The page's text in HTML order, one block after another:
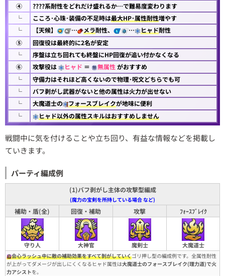
④
????系耐性をどれだけ盛れるか…で難易度変わります
└
こころ･心珠･装備の不足時は最大HP･属性耐性増やす
└
【天候】 … メラ耐性、 … ヒャド耐性
⑤
回復役は最終的に2名が安定
└
序盤は立ち回れても終盤にHP回復が追い付かなくなる
⑥
攻撃役は ヒャド ＝ 無属性がおすすめ
└
守備力はそれほど高くないので物理･呪文どちらでも可
└
バフ剥がし武器がないと他の属性は火力が出せない
└
大魔道士の フォースブレイクが地味に便利
└
ヒャド以外の属性スキルはおすすめしません
戦闘中に気を付けることや立ち回り、有益な情報などを掲載し
ていきます。
パーティ編成例
(1)バフ剥がし主体の攻撃型編成
(魔力の宝剣を所持している場合 など)
補助・盾(全) 回復・補助 攻撃 ﾌｫｰｽﾌﾞﾚｲｸ
守り人 大神官 魔剣士 大魔道士
会心ラッシュ中に敵の補助効果をすべて剝がしていくゴリ押し型の編成例です。全属性耐性
が上がってダメージが出しにくくなるヒャド属性は大魔道士のフォースブレイク(理力道)で火
力アシストを。